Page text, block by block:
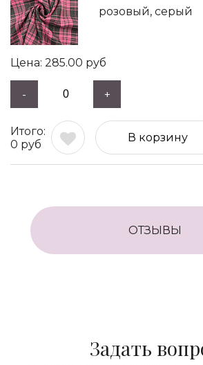
розовый, серый
285.00 руб
- +
0 руб
В корзину
ОТЗЫВЫ
Задать